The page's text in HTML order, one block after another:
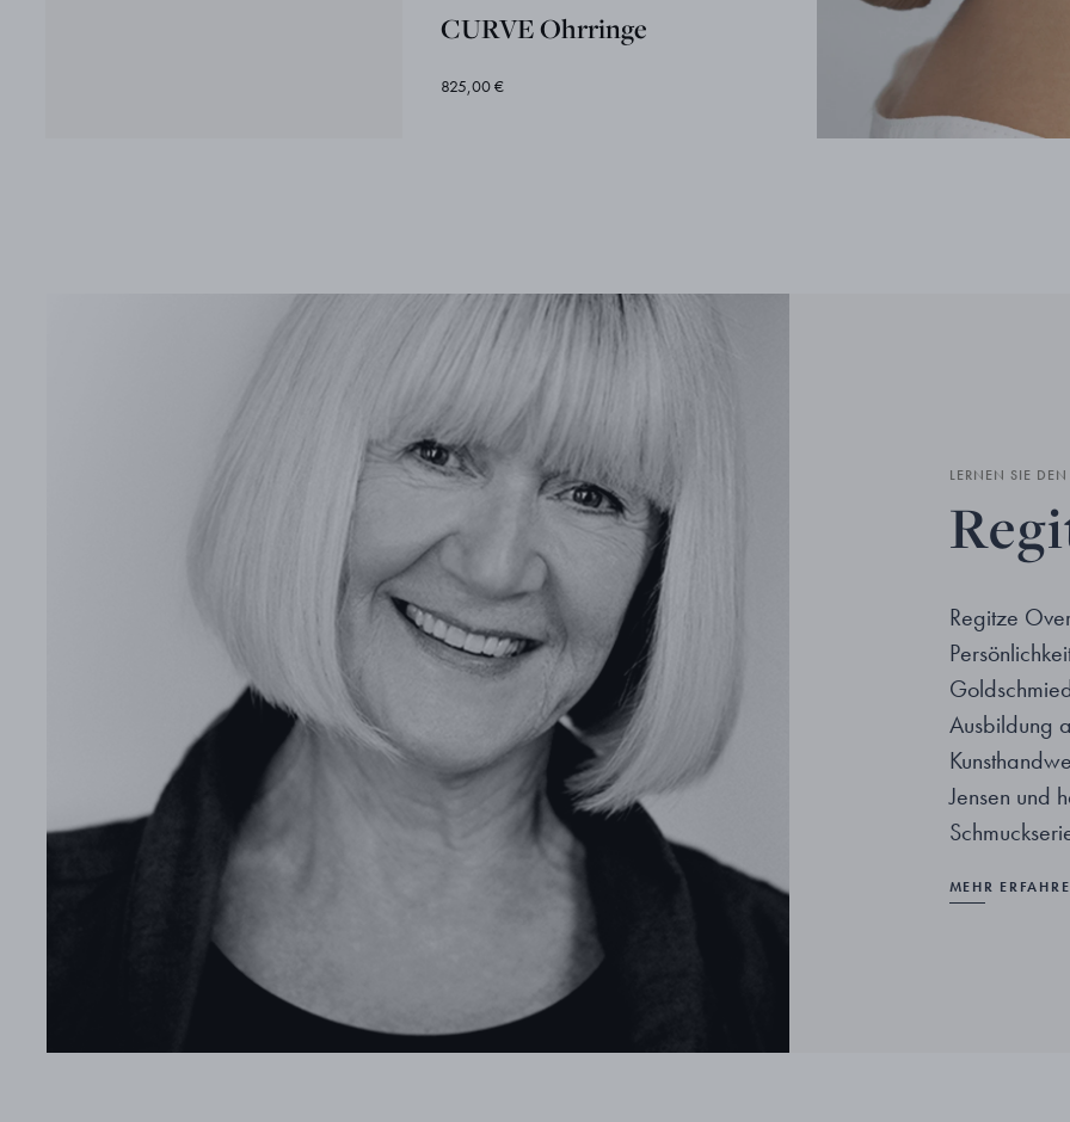
CURVE Ohrringe
825,00 €
LERNEN SIE
Regitze
Ausbildung
Jensen und
MEHR